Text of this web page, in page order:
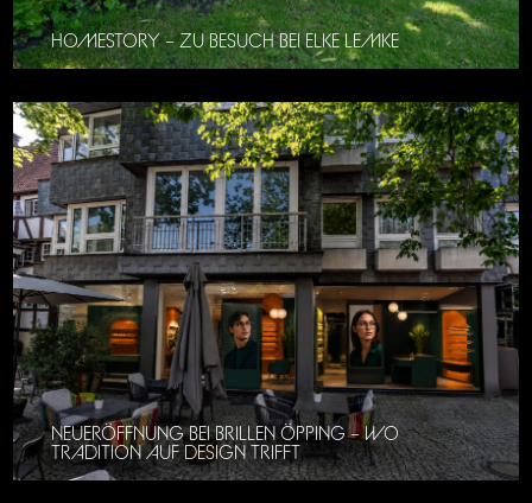
HOMESTORY – ZU BESUCH BEI ELKE LEMKE
NEUERÖFFNUNG BEI BRILLEN ÖPPING – WO
TRADITION AUF DESIGN TRIFFT